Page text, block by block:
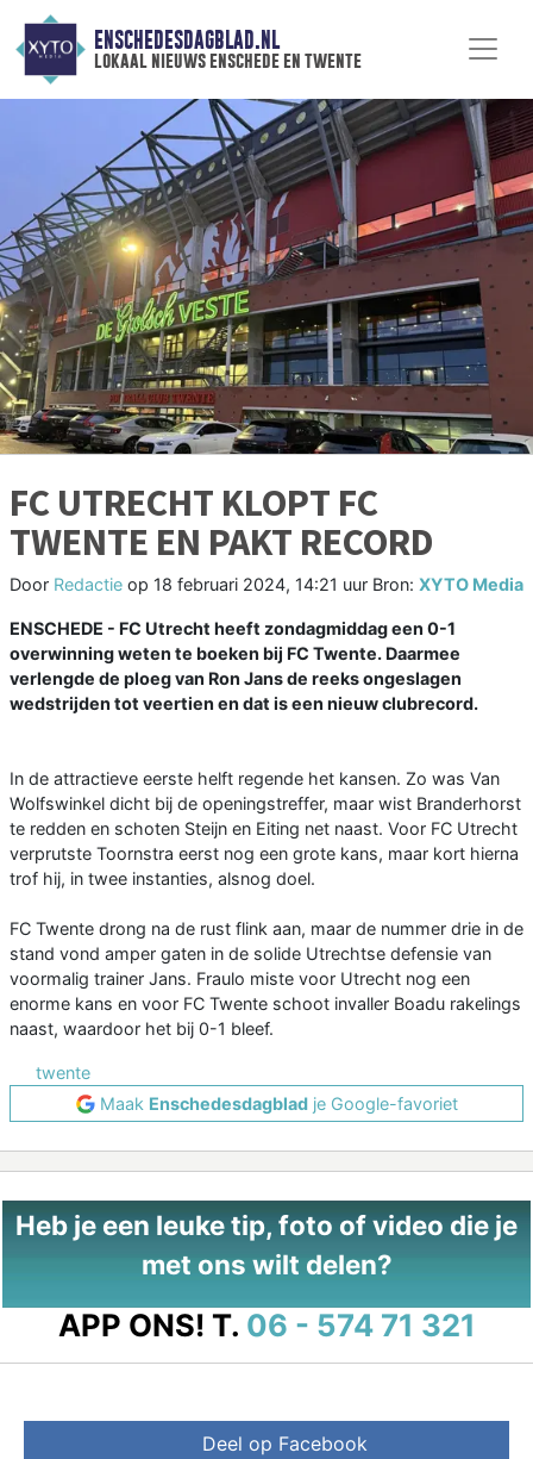
ENSCHEDESDAGBLAD.NL
lokaal nieuws enschede en twente
FC UTRECHT KLOPT FC
TWENTE EN PAKT RECORD
Door Redactie op 18 februari 2024, 14:21 uur Bron: XYTO Media
ENSCHEDE - FC Utrecht heeft zondagmiddag een 0-1
overwinning weten te boeken bij FC Twente. Daarmee
verlengde de ploeg van Ron Jans de reeks ongeslagen
wedstrijden tot veertien en dat is een nieuw clubrecord.
In de attractieve eerste helft regende het kansen. Zo was Van
Wolfswinkel dicht bij de openingstreffer, maar wist Branderhorst
te redden en schoten Steijn en Eiting net naast. Voor FC Utrecht
verprutste Toornstra eerst nog een grote kans, maar kort hierna
trof hij, in twee instanties, alsnog doel.
FC Twente drong na de rust flink aan, maar de nummer drie in de
stand vond amper gaten in de solide Utrechtse defensie van
voormalig trainer Jans. Fraulo miste voor Utrecht nog een
enorme kans en voor FC Twente schoot invaller Boadu rakelings
naast, waardoor het bij 0-1 bleef.
twente
Maak Enschedesdagbladje Google-favoriet
Heb je een leuke tip, foto of video die je
met ons wilt delen?
APP ONS! T. 06 - 574 71 321
Deel op Facebook